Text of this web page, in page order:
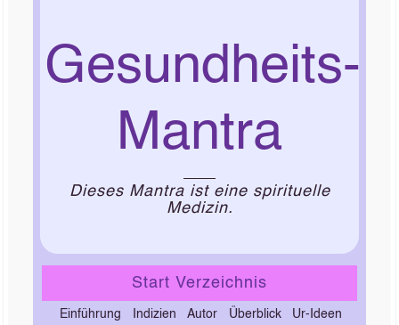
Gesundheits-
Mantra
Dieses Mantra ist eine spirituelle
Medizin.
Start Verzeichnis
Einführung Indizien Autor Überblick Ur-Ideen